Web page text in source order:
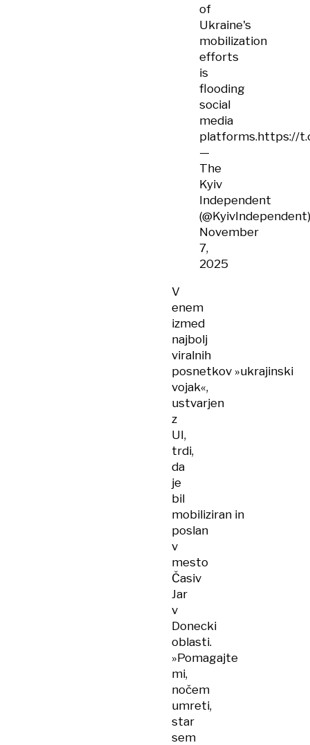
of
Ukraine's
mobilization
efforts
is
flooding
social
media
platforms.https://
—
The
Kyiv
Independent
(@KyivIndependent)
November
7,
2025
V
enem
izmed
najbolj
viralnih
posnetkov »ukrajinski
vojak«,
ustvarjen
z
UI,
trdi,
da
je
bil
mobiliziran in
poslan
v
mesto
Časiv
Jar
v
Donecki
oblasti.
»Pomagajte
mi,
nočem
umreti,
star
sem